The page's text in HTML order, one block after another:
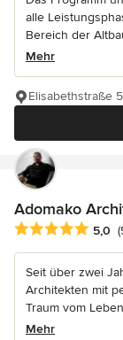
alle
Bereich der
Mehr
Elisabethstraße
Adomako
5,0
Seit über zwei
Architekten mit
Traum vom
Mehr